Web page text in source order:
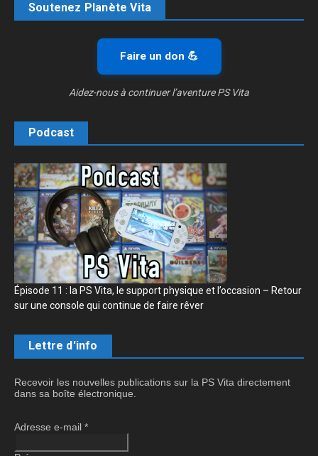
Soutenez Planète Vita
Faire un don 💪
Aidez-nous à continuer l’aventure PS Vita
Podcast
Épisode 11 : la PS Vita, le support physique et l’occasion – Retour
sur une console qui continue de faire rêver
Lettre d'info
Recevoir les nouvelles publications sur la PS Vita directement
dans sa boîte électronique.
Adresse e-mail *